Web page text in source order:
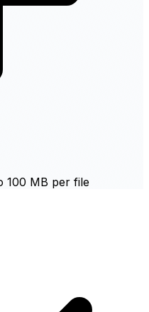
100 MB per file